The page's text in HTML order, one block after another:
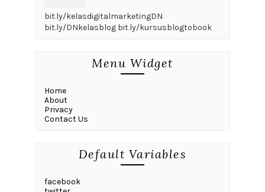
bit.ly/kelasdigitalmarketingDN
bit.ly/DNkelasblog bit.ly/kursusblogtobook
Menu Widget
Home
About
Privacy
Contact Us
Default Variables
facebook